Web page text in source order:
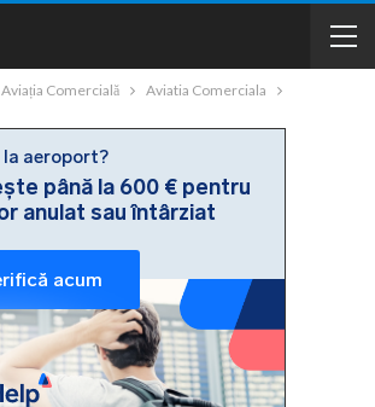
Aviația Comercială Aviatia Comerciala